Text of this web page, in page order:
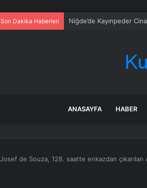
Son Dakika Haberleri Niğde’de Kayınpeder
ANASAYFA HABER
Josef de Souza, 128. saatte enkazdan çıkarılan